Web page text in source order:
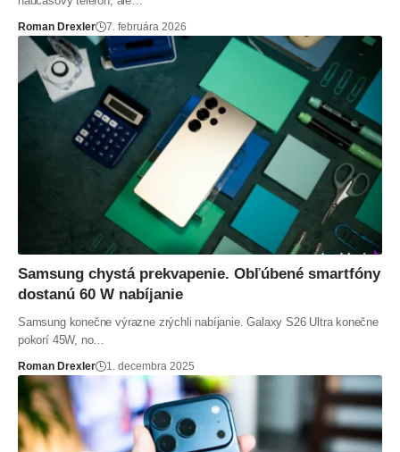
Roman Drexler 7. februára 2026
Samsung chystá prekvapenie. Obľúbené smartfóny
dostanú 60 W nabíjanie
Samsung konečne výrazne zrýchli nabíjanie. Galaxy S26 Ultra konečne
pokorí 45W, no…
Roman Drexler 1. decembra 2025